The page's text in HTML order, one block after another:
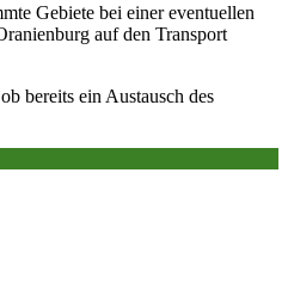
Gebiete bei einer eventuellen
auf den Transport
bereits ein Austausch des